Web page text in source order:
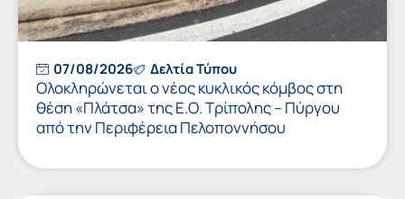
07/08/2026 Δελτία Τύπου
Ολοκληρώνεται ο νέος κυκλικός κόμβος στη
θέση «Πλάτσα» της Ε.Ο. Τρίπολης – Πύργου
από την Περιφέρεια Πελοποννήσου